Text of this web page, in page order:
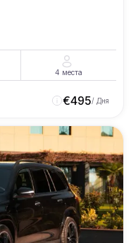
4 места
€495/ Дня